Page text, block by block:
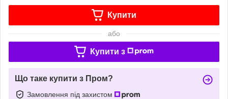
Купити
або
Купити з
Що таке купити з Пром?
Замовлення під захистом